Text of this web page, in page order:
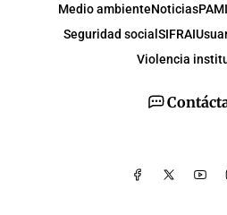
Medio ambienteNoticiasPAMI
Seguridad social SIFRAI
Violencia